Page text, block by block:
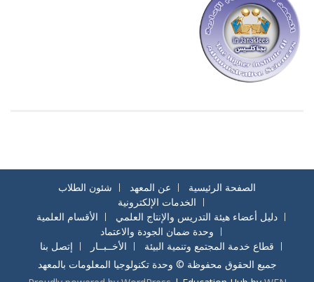
الصفحة الرئيسية عن المعهد
شئون الطلاب
الخدمات الإلكترونية
دليل أعضاء هيئة التدريس والإنتاج العلمي
الأقسام العلمية
وحدة ضمان الجودة والاعتماد
قطاع خدمة المجتمع وتنمية البيئة
الأخــبــار
إتصل بنا
جميع الحقوق محفوظة © وحدة تكنولوجيا المعلومات بالمعهد